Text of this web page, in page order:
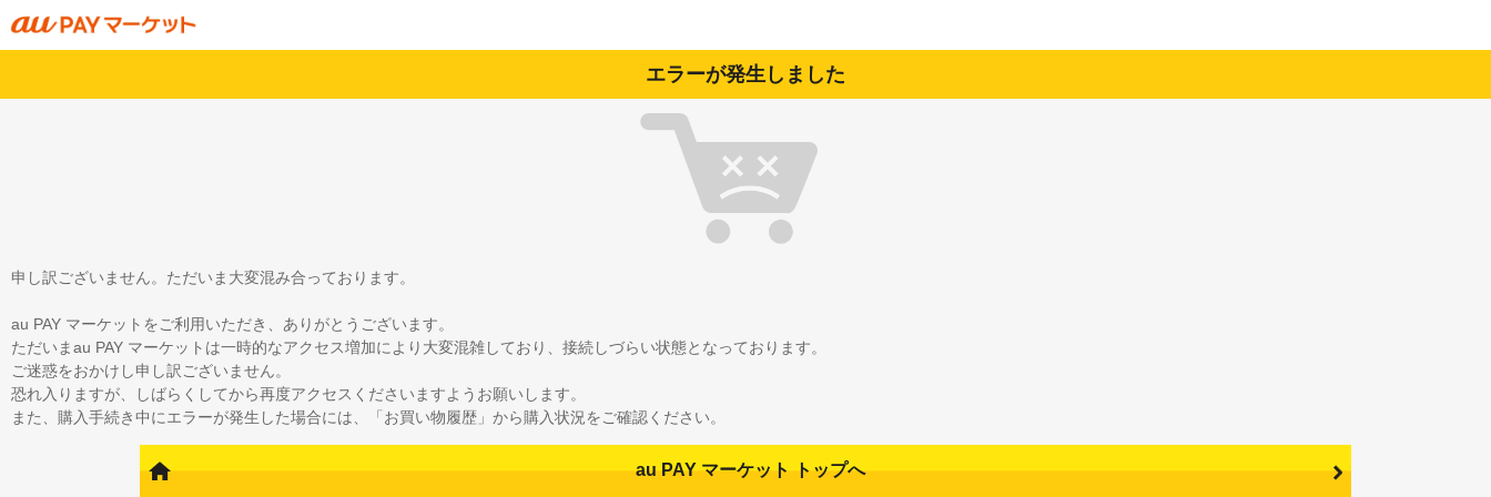
エラーが発生しました
申し訳ございません。ただいま大変混み合っております。
au PAY マーケットをご利用いただき、ありがとうございます。
ただいまau PAY マーケットは一時的なアクセス増加により大変混雑しており、接続しづらい状態となっております。
ご迷惑をおかけし申し訳ございません。
恐れ入りますが、しばらくしてから再度アクセスくださいますようお願いします。
また、購入手続き中にエラーが発生した場合には、「お買い物履歴」から購入状況をご確認ください。
au PAY マーケット トップへ